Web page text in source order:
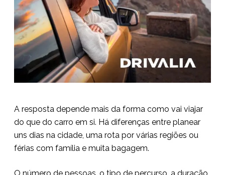
A resposta depende mais da forma como vai viajar
do que do carro em si. Há diferenças entre planear
uns dias na cidade, uma rota por várias regiões ou
férias com família e muita bagagem.
O número de pessoas, o tipo de percurso, a duração